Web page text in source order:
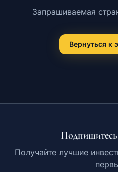
Карьера
Запрашиваемая
Вернуться к
Получайте лучшие